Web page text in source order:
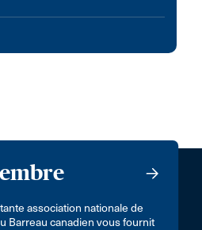
association nationale de
Barreau canadien vous fournit